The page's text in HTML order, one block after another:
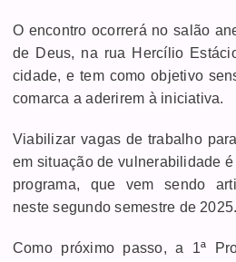
O encontro ocorrerá no salão
de Deus, na rua Hercílio
cidade, e tem como objetivo
comarca a aderirem à iniciativa.
Viabilizar vagas de trabalho
em situação de vulnerabilidade
programa, que vem sendo
neste segundo semestre de 2025.
Como próximo passo, a 1ª